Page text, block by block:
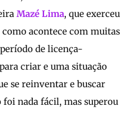
Mazé Lima, que exerceu
acontece com muitas
de licença-
criar e uma situação
se reinventar e buscar
nada fácil, mas superou